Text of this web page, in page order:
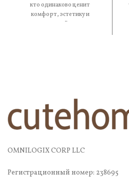
кто одинаково ценит
комфорт, эстетику и
практичность. В составе —
OMNILOGIX CORP LLC
Регистрационный номер: 238695